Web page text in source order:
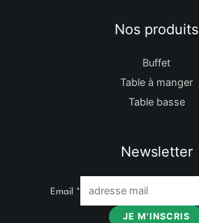
Nos produits
Buffet
Table à manger
Table basse
Newsletter
Email *
JE M'INSCRIS